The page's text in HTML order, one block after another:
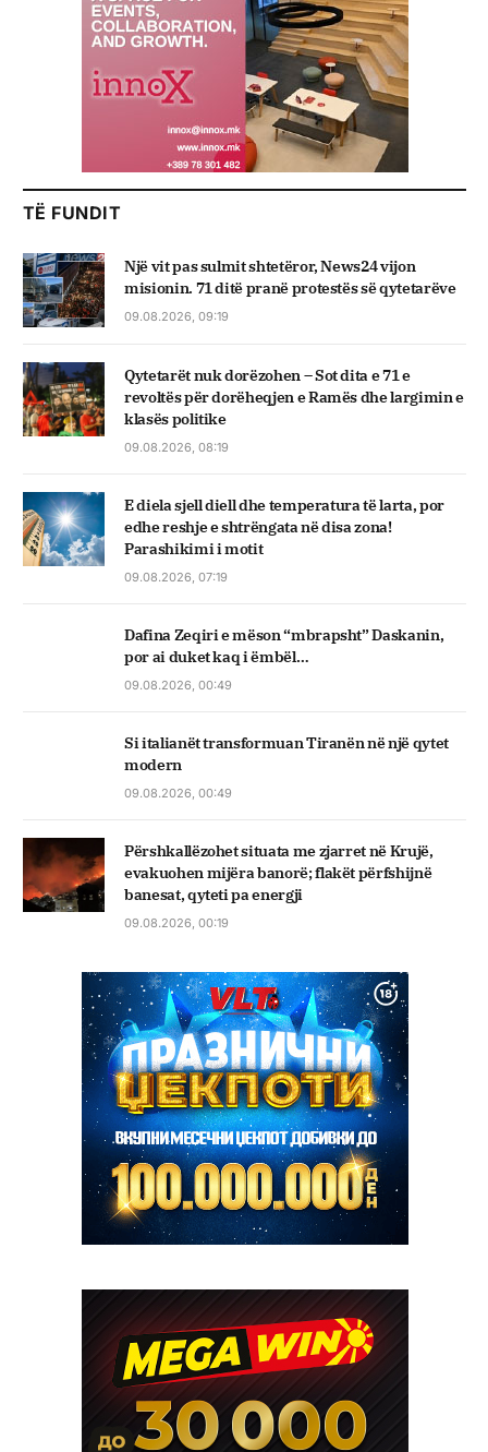
TË FUNDIT
Një vit pas sulmit shtetëror, News24 vijon
misionin. 71 ditë pranë protestës së qytetarëve
09.08.2026, 09:19
Qytetarët nuk dorëzohen – Sot dita e 71 e
revoltës për dorëheqjen e Ramës dhe largimin e
klasës politike
09.08.2026, 08:19
E diela sjell diell dhe temperatura të larta, por
edhe reshje e shtrëngata në disa zona!
Parashikimi i motit
09.08.2026, 07:19
Dafina Zeqiri e mëson “mbrapsht” Daskanin,
por ai duket kaq i ëmbël…
09.08.2026, 00:49
Si italianët transformuan Tiranën në një qytet
modern
09.08.2026, 00:49
Përshkallëzohet situata me zjarret në Krujë,
evakuohen mijëra banorë; flakët përfshijnë
banesat, qyteti pa energji
09.08.2026, 00:19